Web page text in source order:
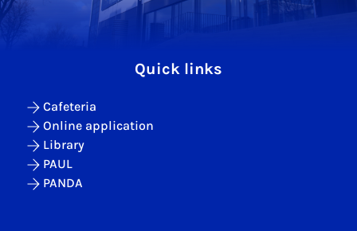
Quick links
Cafeteria
Online application
Library
PAUL
PANDA